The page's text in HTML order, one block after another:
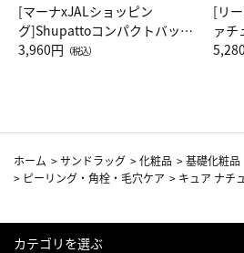
[マーナxJALショッピン
グ]Shupattoコンパクトバッグ
Drop JAL客室乗務員（LC）ス
3,960円 （税込）
[リ
ァチ
ト（
ホーム >サンドラッグ >化粧品 >基礎化粧品
> ピーリング・角栓・毛穴ケア > キュア ナチ
カテゴリを選ぶ